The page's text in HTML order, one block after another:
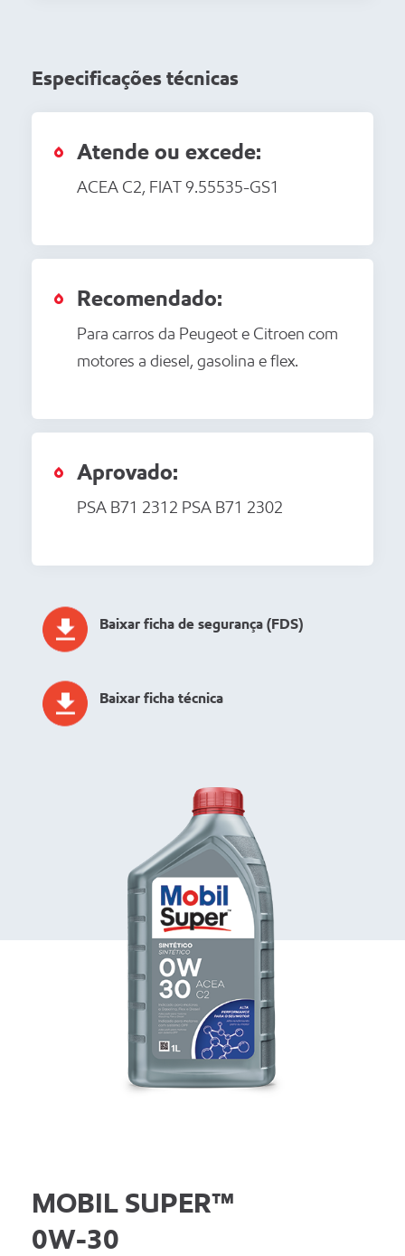
Especificações técnicas
Atende ou excede:
ACEA C2, FIAT 9.55535-GS1
Recomendado:
Para carros da Peugeot e Citroen com
motores a diesel, gasolina e flex.
Aprovado:
PSA B71 2312 PSA B71 2302
Baixar ficha de segurança (FDS)
Baixar ficha técnica
MOBIL SUPER™
0W-30